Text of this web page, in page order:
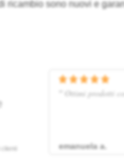
ricambio sono nuovi e